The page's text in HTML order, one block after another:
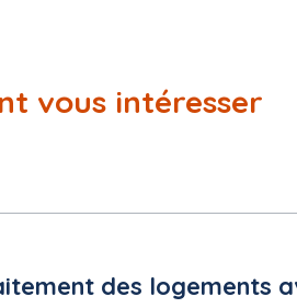
non financé par des fonds de l'UE
vous intéresser
des logements